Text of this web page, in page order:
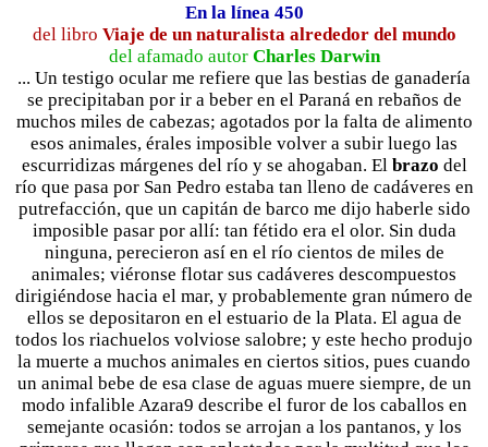
En la línea 450
del libro Viaje de un naturalista alrededor del mundo
del afamado autor Charles Darwin
... Un testigo ocular me refiere que las bestias de ganadería
se precipitaban por ir a beber en el Paraná en rebaños de
muchos miles de cabezas; agotados por la falta de alimento
esos animales, érales imposible volver a subir luego las
escurridizas márgenes del río y se ahogaban. El brazo del
río que pasa por San Pedro estaba tan lleno de cadáveres en
putrefacción, que un capitán de barco me dijo haberle sido
imposible pasar por allí: tan fétido era el olor. Sin duda
ninguna, perecieron así en el río cientos de miles de
animales; viéronse flotar sus cadáveres descompuestos
dirigiéndose hacia el mar, y probablemente gran número de
ellos se depositaron en el estuario de la Plata. El agua de
todos los riachuelos volviose salobre; y este hecho produjo
la muerte a muchos animales en ciertos sitios, pues cuando
un animal bebe de esa clase de aguas muere siempre, de un
modo infalible Azara9 describe el furor de los caballos en
semejante ocasión: todos se arrojan a los pantanos, y los